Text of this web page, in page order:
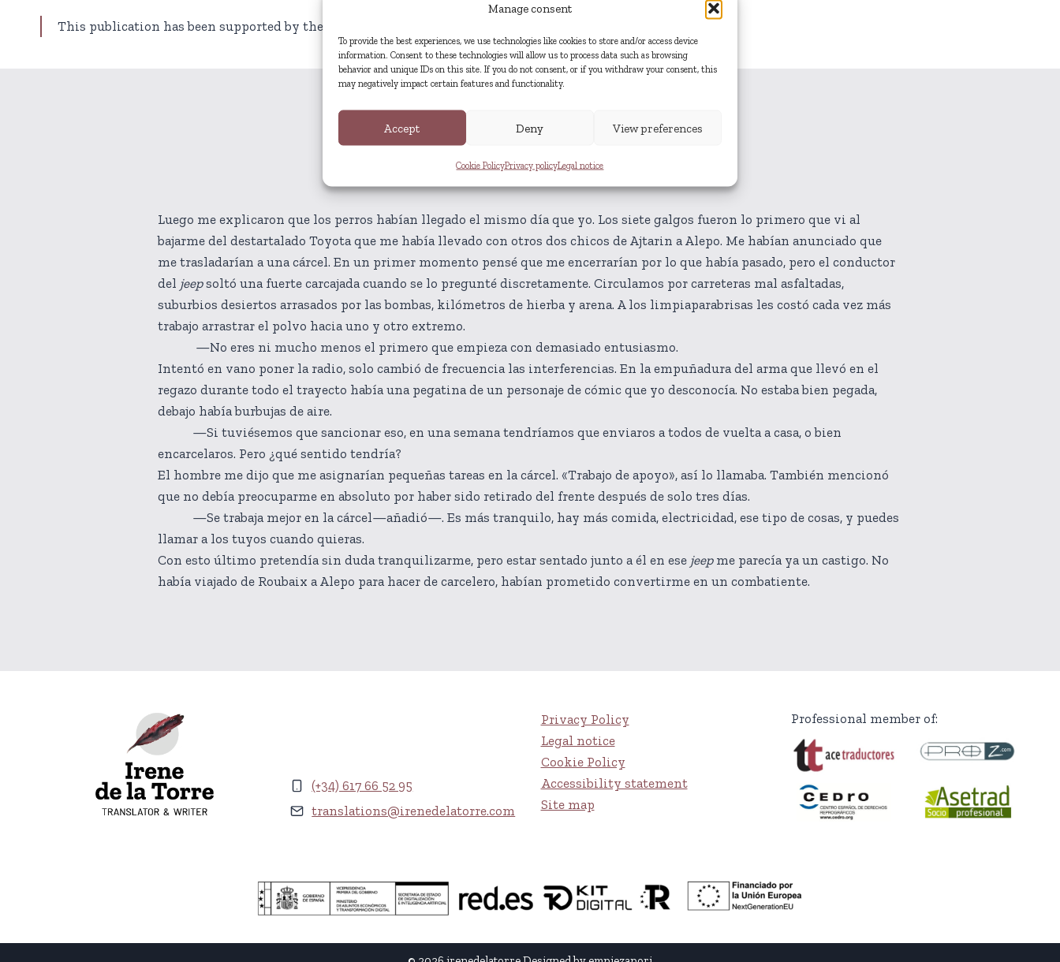
Manage consent
To provide the best experiences, we use technologies like cookies to store and/or access device
information. Consent to these technologies will allow us to process data such as browsing
behavior and unique IDs on this site. If you do not consent, or if you withdraw your consent, this
may negatively impact certain features and functionality.
Accept Deny View preferences
Cookie PolicyPrivacy policyLegal notice
This publication has been supported by the Dutch Foundation for Literature.
Luego me explicaron que los perros habían llegado el mismo día que yo. Los siete galgos fueron lo primero que vi al
bajarme del destartalado Toyota que me había llevado con otros dos chicos de Ajtarin a Alepo. Me habían anunciado que
me trasladarían a una cárcel. En un primer momento pensé que me encerrarían por lo que había pasado, pero el conductor
del jeepsoltó una fuerte carcajada cuando se lo pregunté discretamente. Circulamos por carreteras mal asfaltadas,
suburbios desiertos arrasados por las bombas, kilómetros de hierba y arena. A los limpiaparabrisas les costó cada vez más
trabajo arrastrar el polvo hacia uno y otro extremo.
—No eres ni mucho menos el primero que empieza con demasiado entusiasmo.
Intentó en vano poner la radio, solo cambió de frecuencia las interferencias. En la empuñadura del arma que llevó en el
regazo durante todo el trayecto había una pegatina de un personaje de cómic que yo desconocía. No estaba bien pegada,
debajo había burbujas de aire.
—Si tuviésemos que sancionar eso, en una semana tendríamos que enviaros a todos de vuelta a casa, o bien
encarcelaros. Pero ¿qué sentido tendría?
El hombre me dijo que me asignarían pequeñas tareas en la cárcel. «Trabajo de apoyo», así lo llamaba. También mencionó
que no debía preocuparme en absoluto por haber sido retirado del frente después de solo tres días.
—Se trabaja mejor en la cárcel—añadió—. Es más tranquilo, hay más comida, electricidad, ese tipo de cosas, y puedes
llamar a los tuyos cuando quieras.
Con esto último pretendía sin duda tranquilizarme, pero estar sentado junto a él en ese jeepme parecía ya un castigo. No
había viajado de Roubaix a Alepo para hacer de carcelero, habían prometido convertirme en un combatiente.
(+34) 617 66 52 95
translations@irenedelatorre.com
Privacy Policy
Legal notice
Cookie Policy
Accessibility statement
Site map
Professional member of: